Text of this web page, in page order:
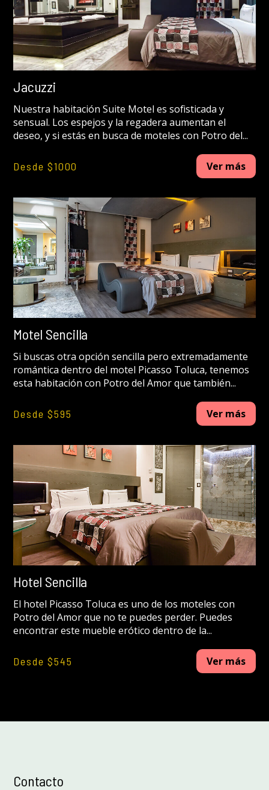
Jacuzzi
Nuestra habitación Suite Motel es sofisticada y
sensual. Los espejos y la regadera aumentan el
deseo, y si estás en busca de moteles con Potro del...
Desde $1000 Ver más
Motel Sencilla
Si buscas otra opción sencilla pero extremadamente
romántica dentro del motel Picasso Toluca, tenemos
esta habitación con Potro del Amor que también...
Desde $595 Ver más
Hotel Sencilla
El hotel Picasso Toluca es uno de los moteles con
Potro del Amor que no te puedes perder. Puedes
encontrar este mueble erótico dentro de la...
Desde $545 Ver más
Contacto